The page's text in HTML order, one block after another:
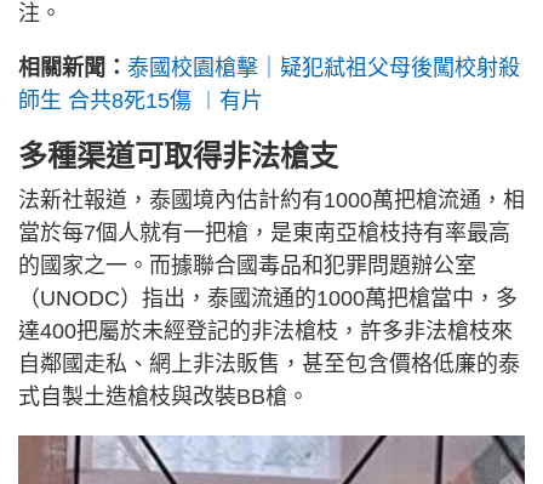
注。
相關新聞： 泰國校園槍擊｜疑犯弒祖父母後闖校射殺
師生 合共8死15傷 ︱有片
多種渠道可取得非法槍支
法新社報道，泰國境內估計約有1000萬把槍流通，相
當於每7個人就有一把槍，是東南亞槍枝持有率最高
的國家之一。而據聯合國毒品和犯罪問題辦公室
（UNODC）指出，泰國流通的1000萬把槍當中，多
達400把屬於未經登記的非法槍枝，許多非法槍枝來
自鄰國走私、網上非法販售，甚至包含價格低廉的泰
式自製土造槍枝與改裝BB槍。